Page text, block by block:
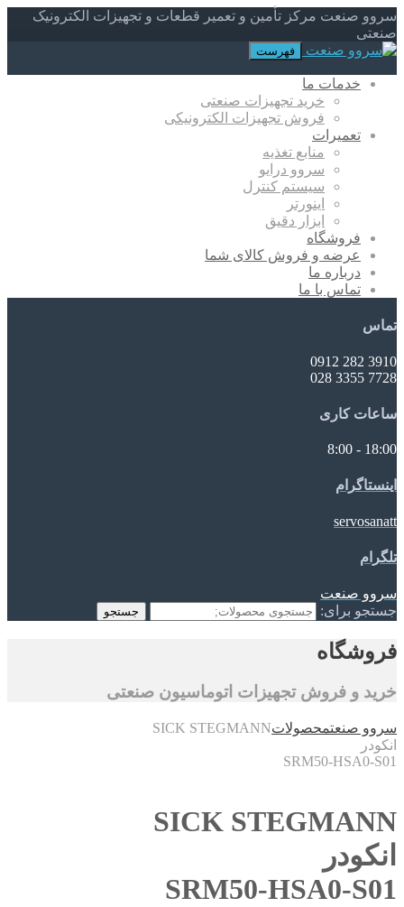
سروو صنعت مرکز تأمین و تعمیر قطعات و تجهیزات الکترونیک
صنعتی
فهرست
خدمات ما
خرید تجهیزات صنعتی
فروش تجهیزات الکترونیکی
تعمیرات
منابع تغذیه
سروو درایو
سیستم کنترل
اینورتر
ابزار دقیق
فروشگاه
عرضه و فروش کالای شما
درباره ما
تماس با ما
تماس
3910 282 0912
7728 3355 028
ساعات کاری
18:00 - 8:00
اینستاگرام
servosanatt
تلگرام
سروو صنعت
جستجو برای:
جستجو
فروشگاه
خرید و فروش تجهیزات اتوماسیون صنعتی
سروو صنعتمحصولاتSICK STEGMANN
انکودر
SRM50-HSA0-S01
SICK STEGMANN
انکودر
SRM50-HSA0-S01